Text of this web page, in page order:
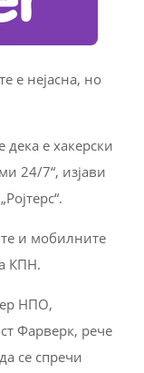
е нејасна, но
е хакерски
24/7“, изјави
и мобилните
КПН.
НПО,
Фарверк, рече
се спречи